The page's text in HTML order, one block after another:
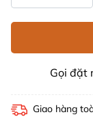
Gọi đặt
Giao hàng